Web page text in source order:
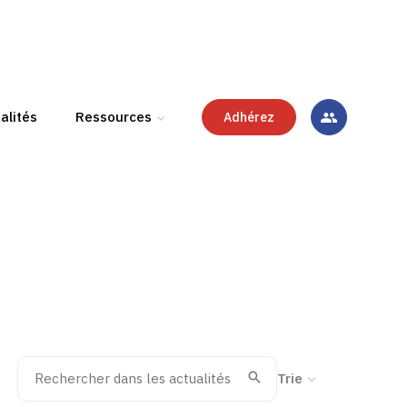
Ressources Adhérez
Recherche
ValiderTrier la recherche